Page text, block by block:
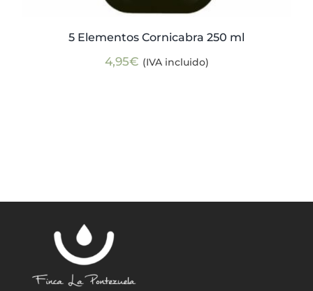
5 Elementos Cornicabra 250 ml
4,95€ (IVA incluido)